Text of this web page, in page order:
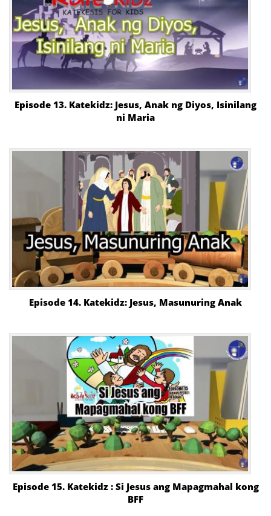
Episode 13. Katekidz: Jesus, Anak ng Diyos, Isinilang
ni Maria
Episode 14. Katekidz: Jesus, Masunuring Anak
Episode 15. Katekidz : Si Jesus ang Mapagmahal kong
BFF